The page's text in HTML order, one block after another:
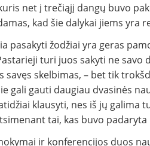
net į trečiąjį dangų buvo
kad šie dalykai jiems
pasakyti žodžiai yra geras
turi juos sakyti ne
savęs skelbimas, – bet tik
gali gauti daugiau dvasinės
klausy­ti, nes iš jų
tai, kas buvo
ir konferencijos duos